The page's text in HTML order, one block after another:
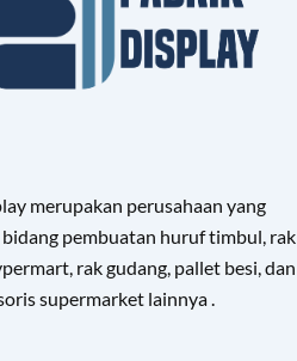
merupakan perusahaan yang
pembuatan huruf timbul, rak
rak gudang, pallet besi, dan
supermarket lainnya .